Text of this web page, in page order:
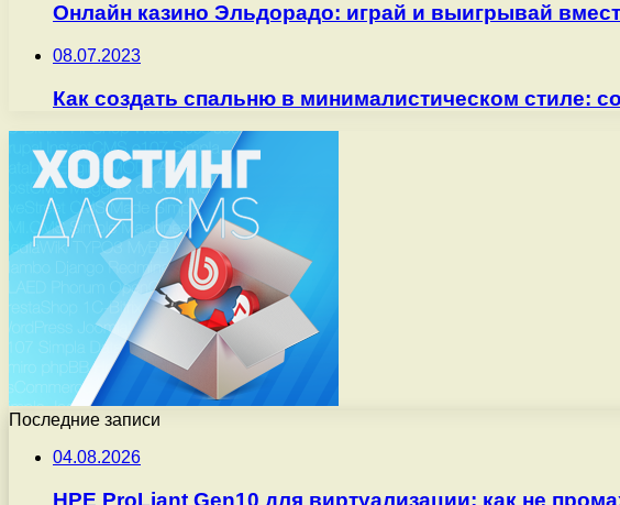
Онлайн казино Эльдорадо: играй и выигрывай
08.07.2023
Как создать спальню в минималистическом стиле:
Последние записи
04.08.2026
HPE ProLiant Gen10 для виртуализации: как не